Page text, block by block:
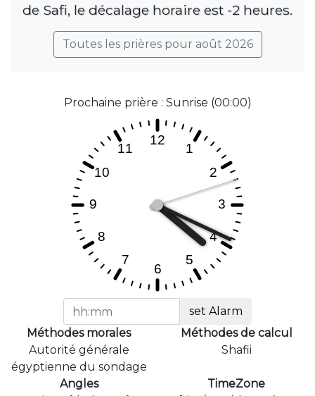
de Safi, le décalage horaire est -2 heures.
Toutes les prières pour août 2026
Prochaine prière : Sunrise (00:00)
set Alarm
Méthodes morales
Autorité générale
égyptienne du sondage
Méthodes de calcul
Shafii
Angles
TimeZone